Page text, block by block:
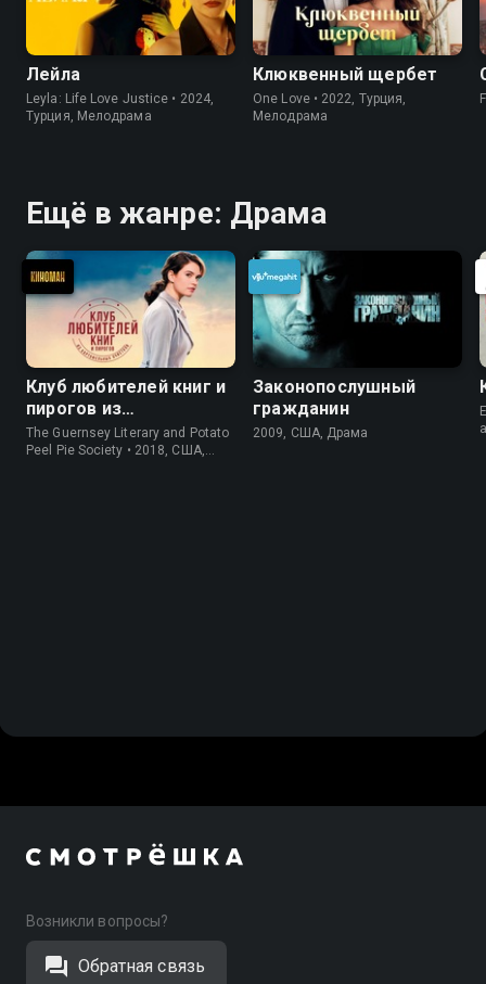
Лейла
Leyla: Life Love Justice • 2024,
Турция, Мелодрама
Клюквенный щербет
One Love • 2022, Турция,
Мелодрама
Ещё в жанре: Драма
Клуб любителей книг и
пирогов из
картофельных
очистков
The Guernsey Literary and Potato
Peel Pie Society • 2018, США,
Законопослушный
гражданин
2009, США, Драма
Возникли вопросы?
Обратная связь